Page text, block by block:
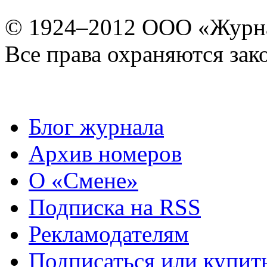
© 1924–2012 ООО
Все права охраняются
Блог журнала
Архив номеров
О «Смене»
Подписка на RSS
Рекламодателям
Подписаться или